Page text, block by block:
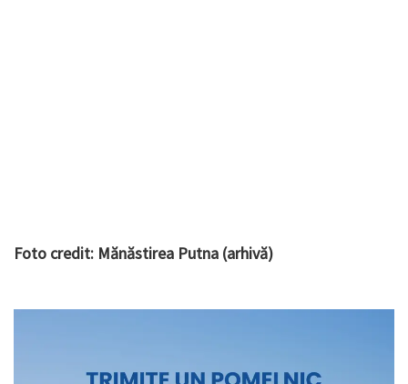
Foto credit: Mănăstirea Putna (arhivă)